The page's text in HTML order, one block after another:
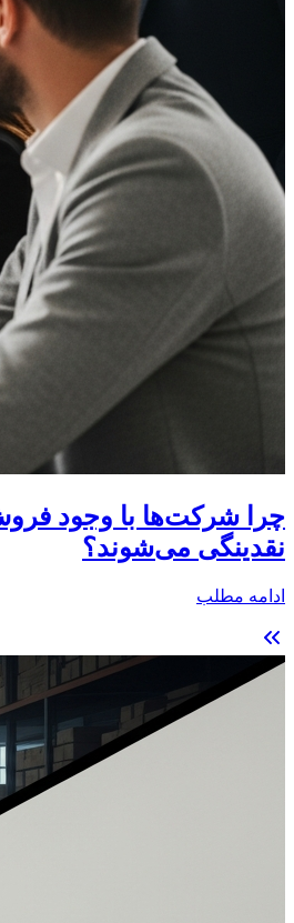
چرا شرکت‌ها با وجود
نقدینگی می‌شوند؟
ادامه مطلب